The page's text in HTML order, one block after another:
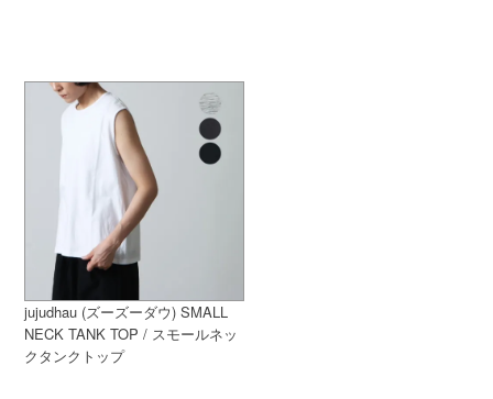
jujudhau (ズーズーダウ) SMALL
NECK TANK TOP / スモールネッ
クタンクトップ